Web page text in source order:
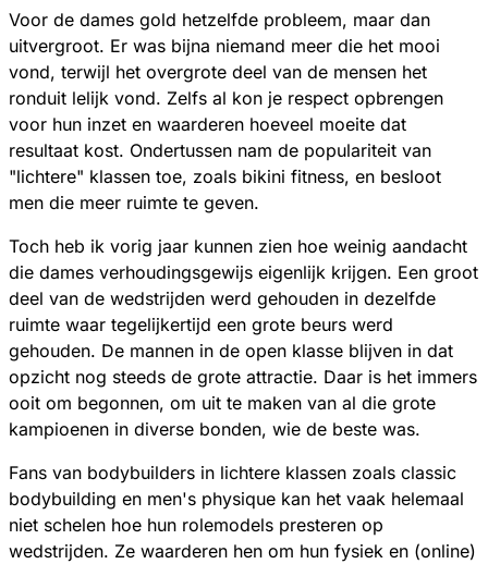
Voor de dames gold hetzelfde probleem, maar dan
uitvergroot. Er was bijna niemand meer die het mooi
vond, terwijl het overgrote deel van de mensen het
ronduit lelijk vond. Zelfs al kon je respect opbrengen
voor hun inzet en waarderen hoeveel moeite dat
resultaat kost. Ondertussen nam de populariteit van
"lichtere" klassen toe, zoals bikini fitness, en besloot
men die meer ruimte te geven.
Toch heb ik vorig jaar kunnen zien hoe weinig aandacht
die dames verhoudingsgewijs eigenlijk krijgen. Een groot
deel van de wedstrijden werd gehouden in dezelfde
ruimte waar tegelijkertijd een grote beurs werd
gehouden. De mannen in de open klasse blijven in dat
opzicht nog steeds de grote attractie. Daar is het immers
ooit om begonnen, om uit te maken van al die grote
kampioenen in diverse bonden, wie de beste was.
Fans van bodybuilders in lichtere klassen zoals classic
bodybuilding en men's physique kan het vaak helemaal
niet schelen hoe hun rolemodels presteren op
wedstrijden. Ze waarderen hen om hun fysiek en (online)